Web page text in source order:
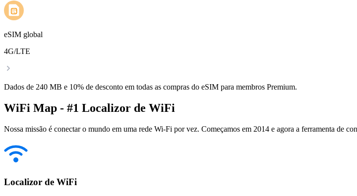
eSIM global
4G/LTE
Dados de 240 MB e 10% de desconto em todas as compras do eSIM para membros Premium.
WiFi Map - #1 Localizor de WiFi
Nossa missão é conectar o mundo em uma rede Wi-Fi por vez. Começamos em 2014 e agora a ferramenta de
Localizor de WiFi